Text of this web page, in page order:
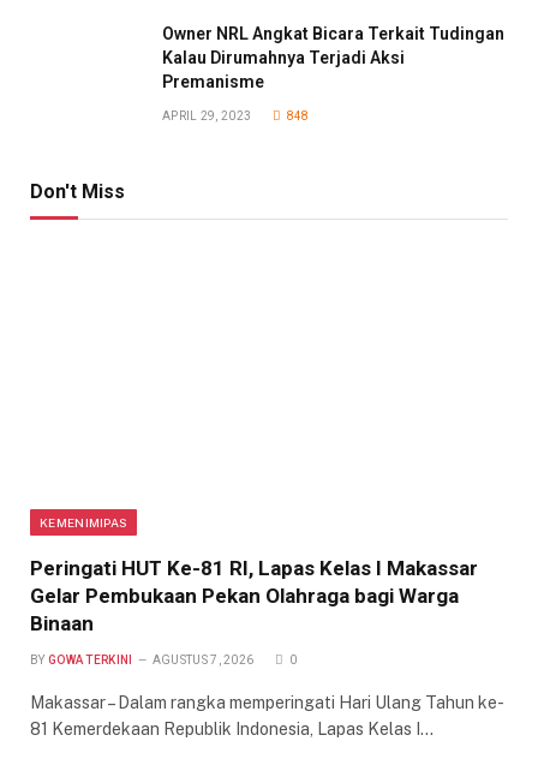
Owner NRL Angkat Bicara Terkait Tudingan
Kalau Dirumahnya Terjadi Aksi
Premanisme
APRIL 29, 2023 848
Don't Miss
KEMENIMIPAS
Peringati HUT Ke-81 RI, Lapas Kelas I Makassar
Gelar Pembukaan Pekan Olahraga bagi Warga
Binaan
BY GOWA TERKINI AGUSTUS 7, 2026 0
Makassar – Dalam rangka memperingati Hari Ulang Tahun ke-
81 Kemerdekaan Republik Indonesia, Lapas Kelas I…